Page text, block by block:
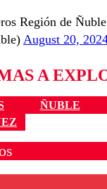
Región de Ñuble
August 20,
A
ÑUBLE